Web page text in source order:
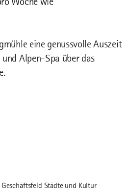
eine genussvolle Auszeit
Alpen-Spa über das
Städte und Kultur